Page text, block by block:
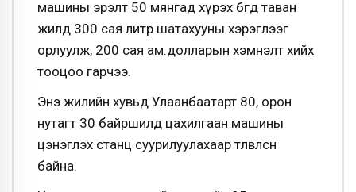
машины эрэлт 50 мянгад хүрэх бөгөөд таван
жилд 300 сая литр шатахууны хэрэглээг
орлуулж, 200 сая ам.долларын хэмнэлт хийх
тооцоо гарчээ.
Энэ жилийн хувьд Улаанбаатарт 80, орон
нутагт 30 байршилд цахилгаан машины
цэнэглэх станц суурилуулахаар төлөвлөсөн
байна.